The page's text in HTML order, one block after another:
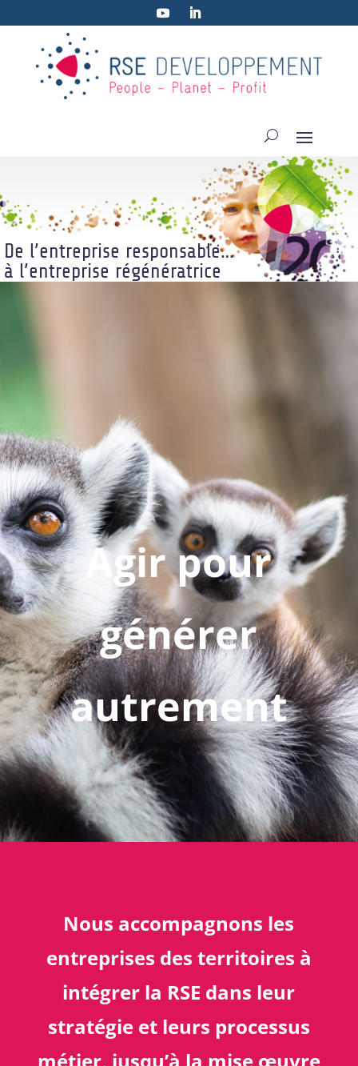
De l’entreprise responsable…
à l’entreprise régénératrice
Agir pour
générer
autrement
Nous accompagnons les
entreprises des territoires à
intégrer la RSE dans leur
stratégie et leurs processus
métier, jusqu’à la mise œuvre